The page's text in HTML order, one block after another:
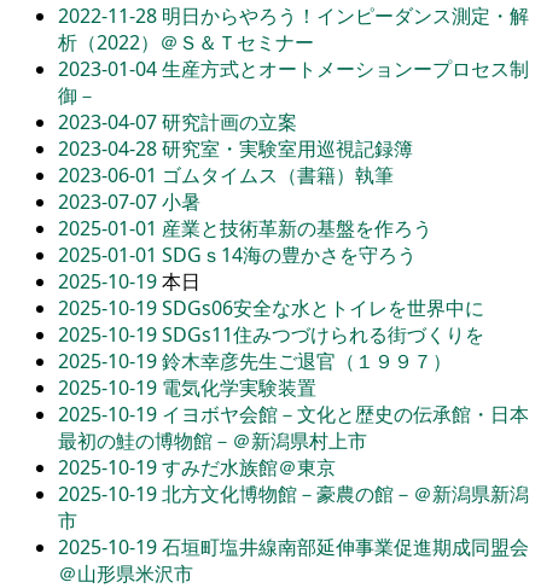
2022-11-28 明日からやろう！インピーダンス測定・解
析（2022）＠Ｓ＆Ｔセミナー
2023-01-04生産方式とオートメーションープロセス制
御－
2023-04-07研究計画の立案
2023-04-28研究室・実験室用巡視記録簿
2023-06-01 ゴムタイムス（書籍）執筆
2023-07-07小暑
2025-01-01 産業と技術革新の基盤を作ろう
2025-01-01 SDGｓ14海の豊かさを守ろう
2025-10-19本日
2025-10-19SDGs06安全な水とトイレを世界中に
2025-10-19SDGs11住みつづけられる街づくりを
2025-10-19鈴木幸彦先生ご退官（１９９７）
2025-10-19 電気化学実験装置
2025-10-19 イヨボヤ会館－文化と歴史の伝承館・日本
最初の鮭の博物館－＠新潟県村上市
2025-10-19すみだ水族館＠東京
2025-10-19北方文化博物館－豪農の館－＠新潟県新潟
市
2025-10-19石垣町塩井線南部延伸事業促進期成同盟会
＠山形県米沢市